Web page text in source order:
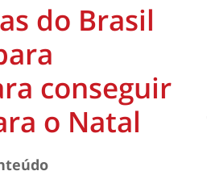
do Brasil
conseguir
o Natal